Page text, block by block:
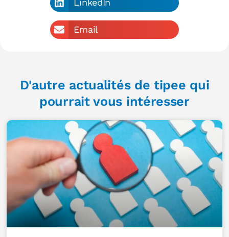
LinkedIn
Email
D'autre actualités de tipee qui
pourrait vous intéresser